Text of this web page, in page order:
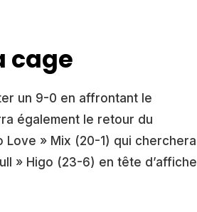
cage
un 9-0 en affrontant le
également le retour du
Love » Mix (20-1) qui cherchera
» Higo (23-6) en tête d’affiche